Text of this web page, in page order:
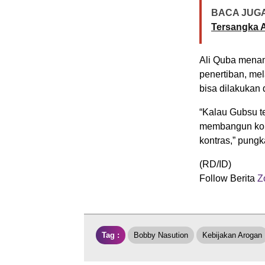
BACA
Tersangka
Ali Quba
penertiban,
bisa dilakukan
“Kalau Gubsu
membangun
kontras,”
(RD/ID)
Follow Berita
Tag : Bobby Nasution Kebijakan Arogan